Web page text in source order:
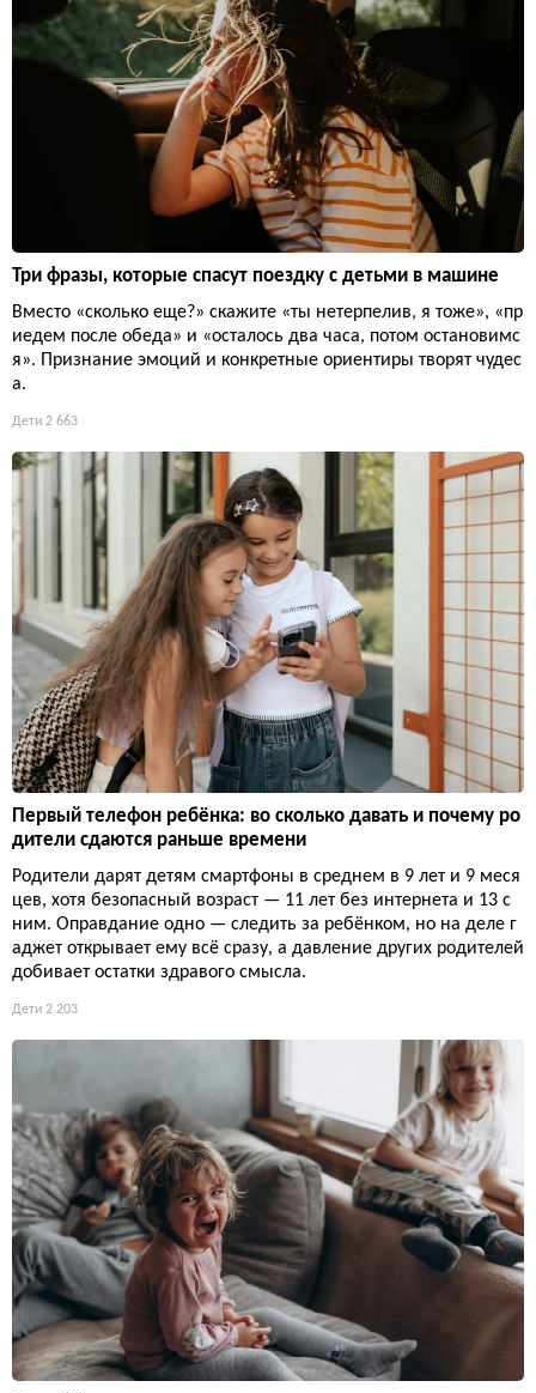
Три фразы, которые спасут поездку с детьми в машине
Вместо «сколько еще?» скажите «ты нетерпелив, я тоже», «пр
иедем после обеда» и «осталось два часа, потом остановимс
я». Признание эмоций и конкретные ориентиры творят чудес
а.
Дети 2 663
Первый телефон ребёнка: во сколько давать и почему ро
дители сдаются раньше времени
Родители дарят детям смартфоны в среднем в 9 лет и 9 меся
цев, хотя безопасный возраст — 11 лет без интернета и 13 с
ним. Оправдание одно — следить за ребёнком, но на деле г
аджет открывает ему всё сразу, а давление других родителей
добивает остатки здравого смысла.
Дети 2 203